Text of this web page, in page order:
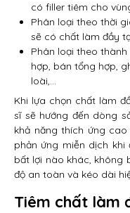
có filler tiêm cho
Phân loại theo thời
sẽ có chất làm đầy
Phân loại theo
hợp, bán tổng hợp,
loài,…
Khi lựa chọn chất làm
sĩ sẽ hướng đến dòng
khả năng thích ứng
phản ứng miễn dịch
bất lợi nào khác, không
độ an toàn và kéo dài
Tiêm chất làm